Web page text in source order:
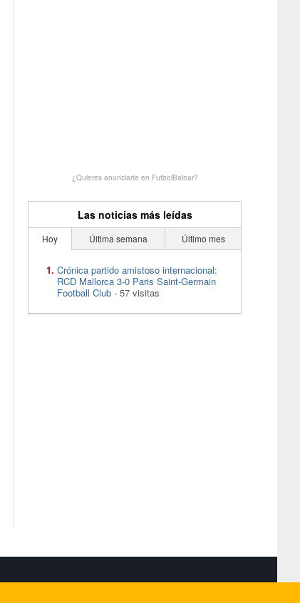
¿Quieres anunciarte en FutbolBalear?
Las noticias más leídas
Hoy Última semana Último mes
Crónica partido amistoso internacional:
RCD Mallorca 3-0 Paris Saint-Germain
Football Club - 57 visitas